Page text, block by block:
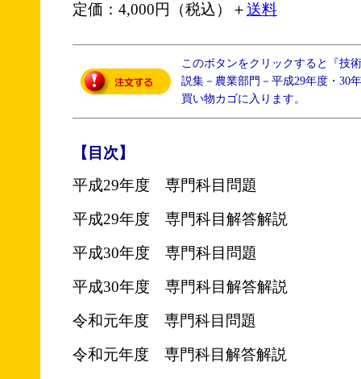
定価：4,000円（税込）＋送料
このボタンをクリックすると『技
説集－農業部門－平成29年度・30
買い物カゴに入ります。
【目次】
平成29年度 専門科目問題
平成29年度 専門科目解答解説
平成30年度 専門科目問題
平成30年度 専門科目解答解説
令和元年度 専門科目問題
令和元年度 専門科目解答解説